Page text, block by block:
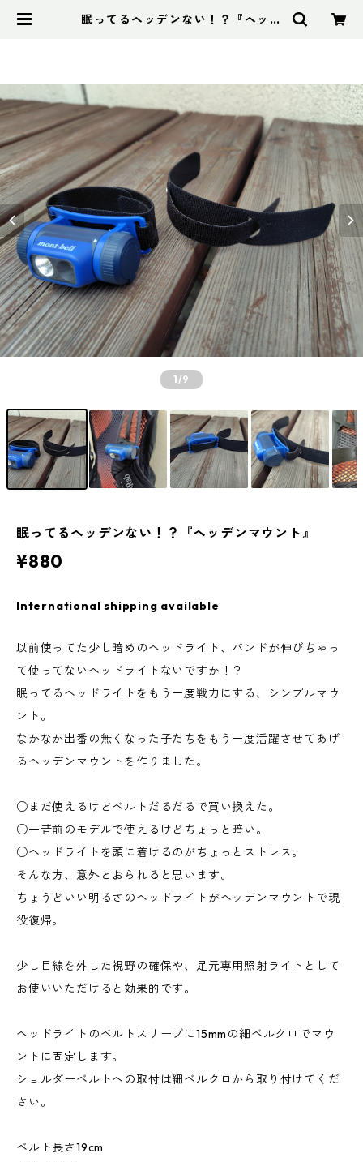
眠ってるヘッデンない！？『ヘッデ
1/9
眠ってるヘッデンない！？『ヘッデンマウント』
¥880
International shipping available
以前使ってた少し暗めのヘッドライト、バンドが伸びちゃっ
て使ってないヘッドライトないですか！？
眠ってるヘッドライトをもう一度戦力にする、シンプルマウ
ント。
なかなか出番の無くなった子たちをもう一度活躍させてあげ
るヘッデンマウントを作りました。
○まだ使えるけどベルトだるだるで買い換えた。
○一昔前のモデルで使えるけどちょっと暗い。
○ヘッドライトを頭に着けるのがちょっとストレス。
そんな方、意外とおられると思います。
ちょうどいい明るさのヘッドライトがヘッデンマウントで現
役復帰。
少し目線を外した視野の確保や、足元専用照射ライトとして
お使いいただけると効果的です。
ヘッドライトのベルトスリーブに15mmの細ベルクロでマウ
ントに固定します。
ショルダーベルトへの取付は細ベルクロから取り付けてくだ
さい。
ベルト長さ19cm